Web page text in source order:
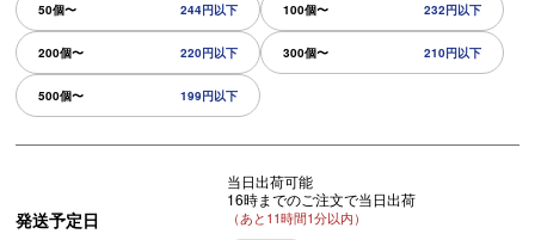
50個〜 244円以下 100個〜 232円以下
200個〜 220円以下 300個〜 210円以下
500個〜 199円以下
発送予定日
当日出荷可能
16時までのご注文で当日出荷
（あと11時間1分以内）